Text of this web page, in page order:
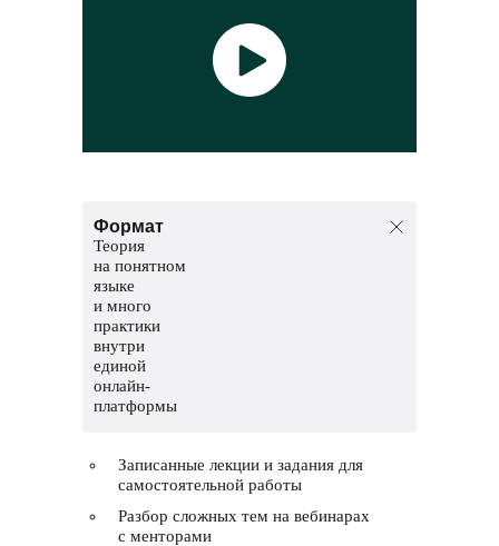
Формат
Теория
на понятном
языке
и много
практики
внутри
единой
онлайн-
платформы
Записанные лекции и задания для
самостоятельной работы
Разбор сложных тем на вебинарах
с менторами